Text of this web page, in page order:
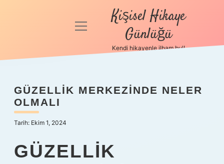
Anasayfa
Politikası
Yasal Uyarı
menüyü
Kişisel Hikaye
Günlüğü
Kendi hikayenle ilham bul!
GÜZELLIK MERKEZINDE NELER
OLMALI
Tarih: Ekim 1, 2024
GÜZELLIK